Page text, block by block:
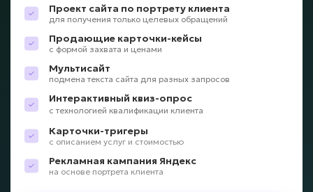
Проект сайта по портрету клиента
для получения только целевых обращений
Продающие карточки-кейсы
с формой захвата и ценами
Мультисайт
подмена текста сайта для разных запросов
Интерактивный квиз-опрос
с технологией квалификации клиента
Карточки-тригеры
с описанием услуг и стоимостью
Рекламная кампания Яндекс
на основе портрета клиента